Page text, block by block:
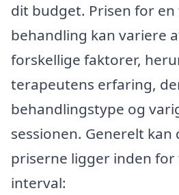
dit budget. Prisen for
behandling kan variere
forskellige faktorer,
terapeutens erfaring,
behandlingstype og
sessionen. Generelt
priserne ligger inden for
interval: